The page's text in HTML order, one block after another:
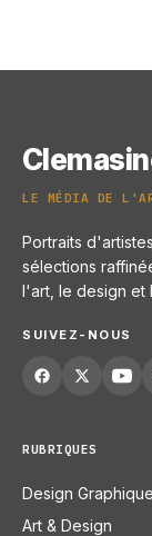
LE MÉDIA DE
Portraits
sélections
l'art, le design et
SUIVEZ-NOUS
RUBRIQUES
Design Graphique
Art & Design